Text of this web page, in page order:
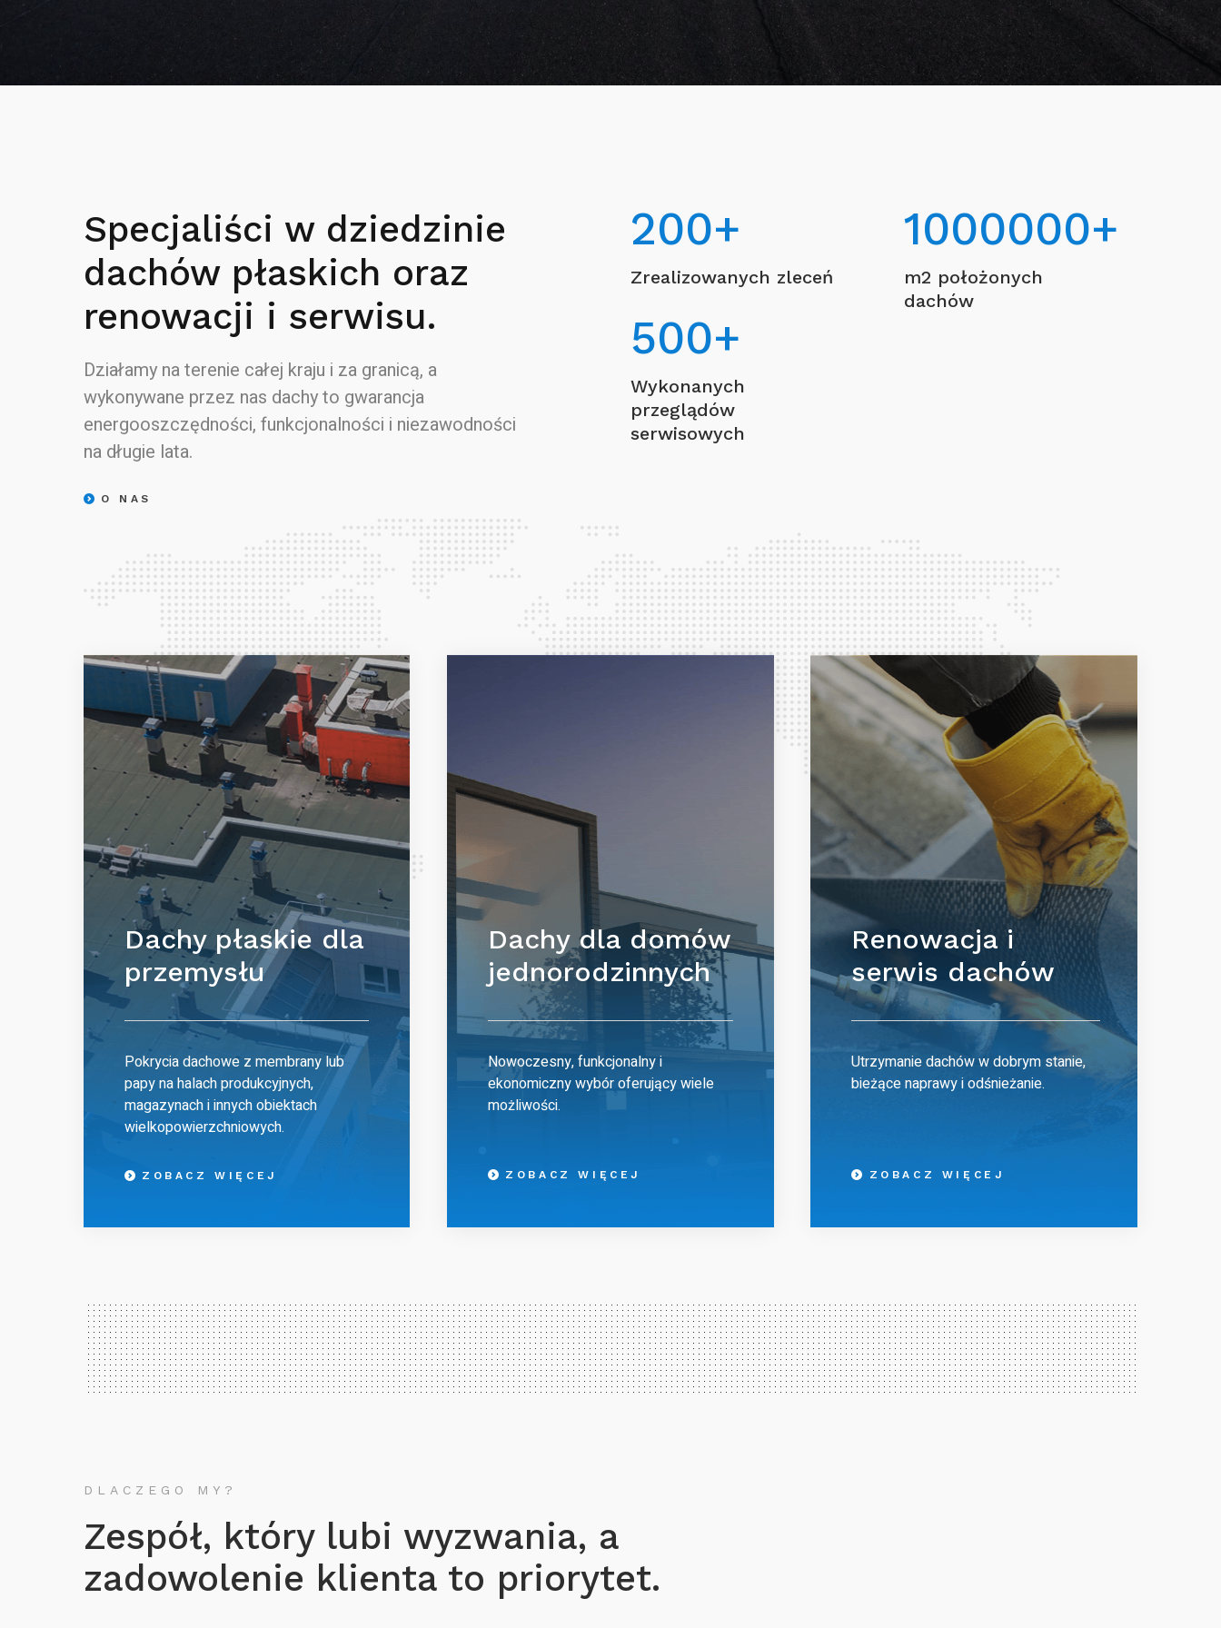
Specjaliści w dziedzinie
dachów płaskich oraz
renowacji i serwisu.
Działamy na terenie całej kraju i za granicą, a
wykonywane przez nas dachy to gwarancja
energooszczędności, funkcjonalności i niezawodności
na długie lata.
O NAS
200+
Zrealizowanych zleceń
500+
Wykonanych
przeglądów
serwisowych
1000000+
m2 położonych
dachów
Dachy płaskie dla
przemysłu
Pokrycia dachowe z membrany lub
papy na halach produkcyjnych,
magazynach i innych obiektach
wielkopowierzchniowych.
ZOBACZ WIĘCEJ
Dachy dla domów
jednorodzinnych
Nowoczesny, funkcjonalny i
ekonomiczny wybór oferujący wiele
możliwości.
ZOBACZ WIĘCEJ
Renowacja i
serwis dachów
Utrzymanie dachów w dobrym stanie,
bieżące naprawy i odśnieżanie.
ZOBACZ WIĘCEJ
DLACZEGO MY?
Zespół, który lubi wyzwania, a
zadowolenie klienta to priorytet.